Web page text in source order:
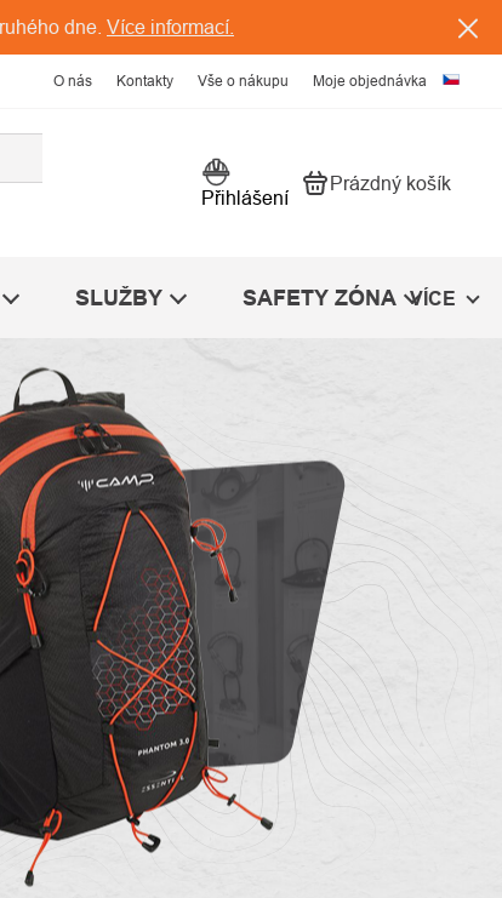
dne. Více informací.
O nás Kontakty Vše o nákupu Moje objednávka
Přihlášení Nákupní košík
Prázdný košík
SLUŽBY SAFETY ZÓNA VÍCE